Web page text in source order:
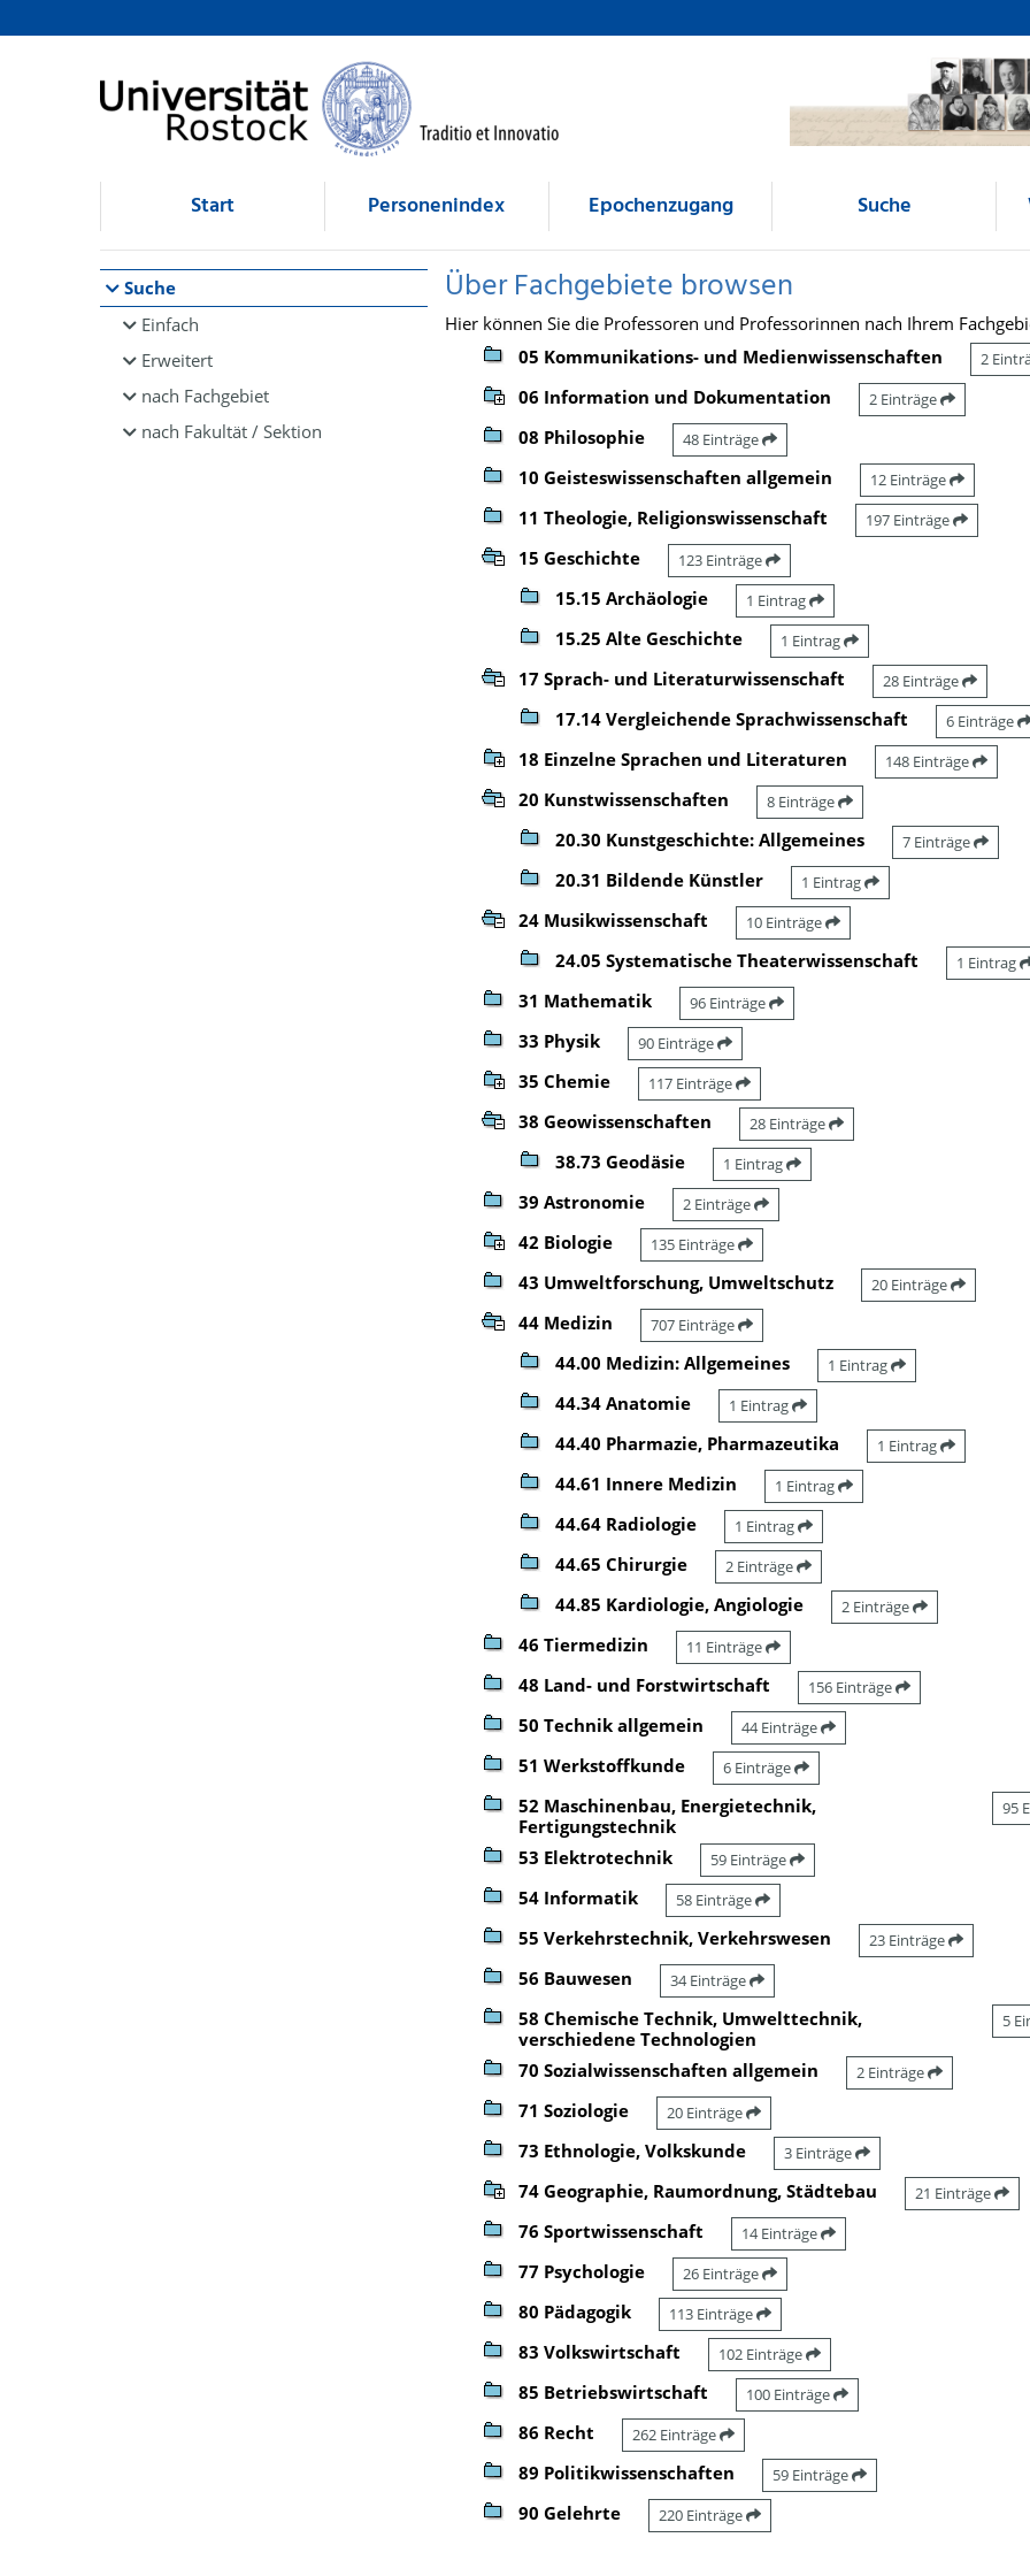
Browsen
direkt zum Inhalt
Start Personenindex Epochenzugang Suche
Suche
Einfach
Erweitert
nach Fachgebiet
nach Fakultät / Sektion
Über Fachgebiete browsen
Hier können Sie die Professoren und Professorinnen nach Ihrem
05 Kommunikations- und Medienwissenschaften
2
06 Information und Dokumentation 2 Einträge
08 Philosophie 48 Einträge
10 Geisteswissenschaften allgemein 12 Einträge
11 Theologie, Religionswissenschaft 197 Einträge
15 Geschichte 123 Einträge
15.15 Archäologie 1 Eintrag
15.25 Alte Geschichte 1 Eintrag
17 Sprach- und Literaturwissenschaft 28 Einträge
17.14 Vergleichende Sprachwissenschaft 6 Einträge
18 Einzelne Sprachen und Literaturen 148 Einträge
20 Kunstwissenschaften 8 Einträge
20.30 Kunstgeschichte: Allgemeines 7 Einträge
20.31 Bildende Künstler 1 Eintrag
24 Musikwissenschaft 10 Einträge
24.05 Systematische Theaterwissenschaft 1 Eintrag
31 Mathematik 96 Einträge
33 Physik 90 Einträge
35 Chemie 117 Einträge
38 Geowissenschaften 28 Einträge
38.73 Geodäsie 1 Eintrag
39 Astronomie 2 Einträge
42 Biologie 135 Einträge
43 Umweltforschung, Umweltschutz 20 Einträge
44 Medizin 707 Einträge
44.00 Medizin: Allgemeines 1 Eintrag
44.34 Anatomie 1 Eintrag
44.40 Pharmazie, Pharmazeutika 1 Eintrag
44.61 Innere Medizin 1 Eintrag
44.64 Radiologie 1 Eintrag
44.65 Chirurgie 2 Einträge
44.85 Kardiologie, Angiologie 2 Einträge
46 Tiermedizin 11 Einträge
48 Land- und Forstwirtschaft 156 Einträge
50 Technik allgemein 44 Einträge
51 Werkstoffkunde 6 Einträge
52 Maschinenbau, Energietechnik,
Fertigungstechnik
95
53 Elektrotechnik 59 Einträge
54 Informatik 58 Einträge
55 Verkehrstechnik, Verkehrswesen 23 Einträge
56 Bauwesen 34 Einträge
58 Chemische Technik, Umwelttechnik,
verschiedene Technologien
5
70 Sozialwissenschaften allgemein 2 Einträge
71 Soziologie 20 Einträge
73 Ethnologie, Volkskunde 3 Einträge
74 Geographie, Raumordnung, Städtebau 21 Einträge
76 Sportwissenschaft 14 Einträge
77 Psychologie 26 Einträge
80 Pädagogik 113 Einträge
83 Volkswirtschaft 102 Einträge
85 Betriebswirtschaft 100 Einträge
86 Recht 262 Einträge
89 Politikwissenschaften 59 Einträge
90 Gelehrte 220 Einträge